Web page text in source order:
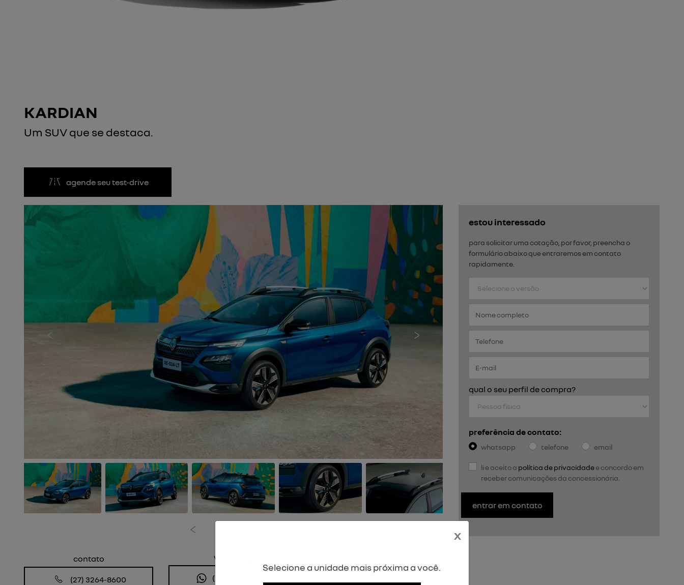
KARDIAN
Um SUV que se destaca.
agende seu test-drive
estou interessado
para solicitar uma cotação, por favor, preencha o
formulário abaixo que entraremos em contato
rapidamente.
qual o seu perfil de compra?
preferência de contato:
whatsapp telefone email
li e aceito a política de privacidadee concordo em
receber comunicações da concessionária.
entrar em contato
Anterior Próximo
Anterior
contato
(27) 3264-8600
whatsapp
(27) 99941-5000
x
Selecione a unidade mais próxima a você.